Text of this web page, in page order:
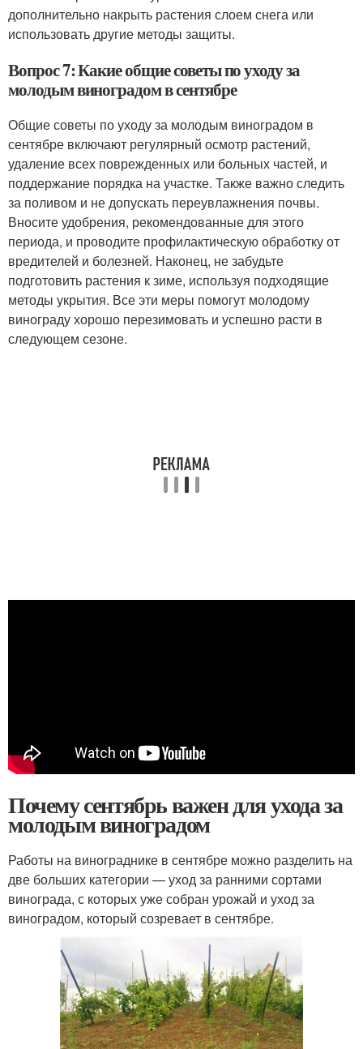
дополнительно накрыть растения слоем снега или
использовать другие методы защиты.
Вопрос 7: Какие общие советы по уходу за
молодым виноградом в сентябре
Общие советы по уходу за молодым виноградом в
сентябре включают регулярный осмотр растений,
удаление всех поврежденных или больных частей, и
поддержание порядка на участке. Также важно следить
за поливом и не допускать переувлажнения почвы.
Вносите удобрения, рекомендованные для этого
периода, и проводите профилактическую обработку от
вредителей и болезней. Наконец, не забудьте
подготовить растения к зиме, используя подходящие
методы укрытия. Все эти меры помогут молодому
винограду хорошо перезимовать и успешно расти в
следующем сезоне.
Почему сентябрь важен для ухода за
молодым виноградом
Работы на винограднике в сентябре можно разделить на
две больших категории — уход за ранними сортами
винограда, с которых уже собран урожай и уход за
виноградом, который созревает в сентябре.